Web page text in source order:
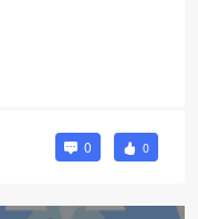
0 0